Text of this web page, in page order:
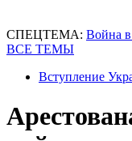
СПЕЦТЕМА: Война
ВСЕ ТЕМЫ
Вступление